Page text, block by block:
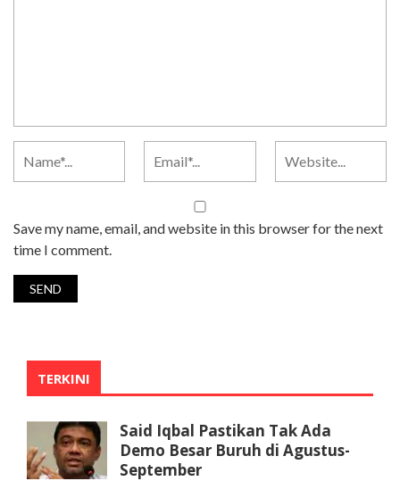
Save my name, email, and website in this browser for the next
time I comment.
TERKINI
Said Iqbal Pastikan Tak Ada
Demo Besar Buruh di Agustus-
September